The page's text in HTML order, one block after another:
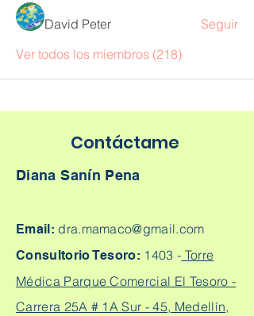
David Peter
Seguir
Ver todos los miembros (218)
Contáctame
Diana Sanín Pena
Email: dra.mamaco@gmail.com
Consultorio Tesoro: 1403 - Torre
Médica Parque Comercial El Tesoro -
Carrera 25A # 1A Sur - 45, Medellín,